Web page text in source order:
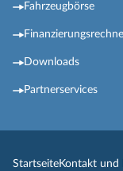
Fahrzeugbörse
Downloads
Partnerservices
StartseiteKontakt und